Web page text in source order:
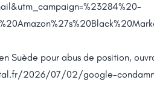
Suède pour abus de position,
2026/07/02/google-